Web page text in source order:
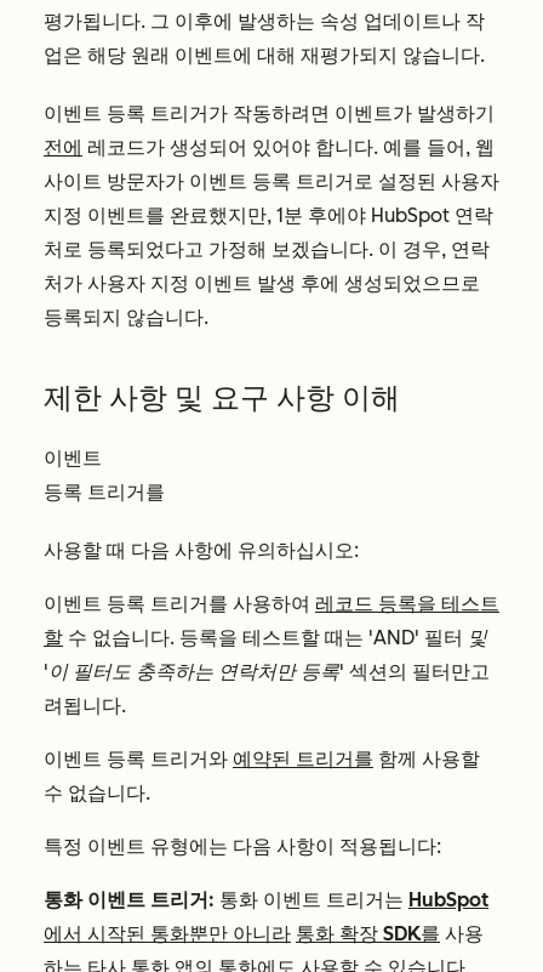
평가됩니다. 그 이후에 발생하는 속성 업데이트나 작
업은 해당 원래 이벤트에 대해 재평가되지 않습니다.
이벤트 등록 트리거가 작동하려면 이벤트가 발생하기
전에 레코드가 생성되어 있어야 합니다. 예를 들어, 웹
사이트 방문자가 이벤트 등록 트리거로 설정된 사용자
지정 이벤트를 완료했지만, 1분 후에야 HubSpot 연락
처로 등록되었다고 가정해 보겠습니다. 이 경우, 연락
처가 사용자 지정 이벤트 발생 후에 생성되었으므로
등록되지 않습니다.
제한 사항 및 요구 사항 이해
이벤트
등록 트리거를
사용할 때 다음 사항에 유의하십시오:
이벤트 등록 트리거를 사용하여 레코드 등록을 테스트
할 수 없습니다. 등록을 테스트할 때는 'AND' 필터 및
'이 필터도 충족하는 연락처만 등록' 섹션의 필터만고
려됩니다.
이벤트 등록 트리거와 예약된 트리거를 함께 사용할
수 없습니다.
특정 이벤트 유형에는 다음 사항이 적용됩니다:
통화 이벤트 트리거: 통화 이벤트 트리거는 HubSpot
에서 시작된 통화뿐만 아니라 통화 확장 SDK를 사용